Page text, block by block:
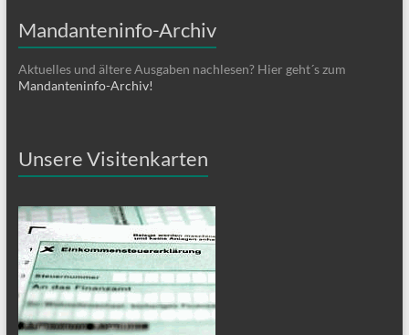
Mandanteninfo-Archiv
Aktuelles und ältere Ausgaben nachlesen? Hier geht´s zum
Mandanteninfo-Archiv!
Unsere Visitenkarten